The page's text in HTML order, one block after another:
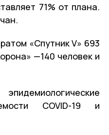
71% от плана.
«Спутник V» 693
—140 человек и
COVID-19 и